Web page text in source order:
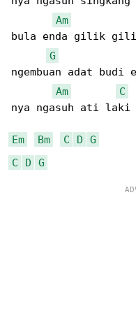
Am
bula enda gilik
G
ngembuan adat budi
Am
C
nya ngasuh ati laki
Em Bm C D
G
C
D G